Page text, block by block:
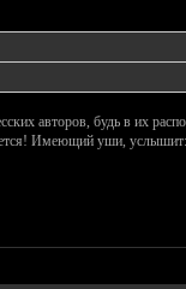
авторов, будь в их
Имеющий уши, услышит: